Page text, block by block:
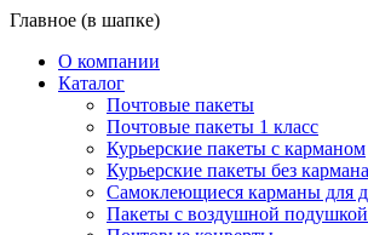
Главное (в шапке)
О компании
Каталог
Почтовые пакеты
Почтовые пакеты 1 класс
Курьерские пакеты с карманом
Курьерские пакеты без кармана
Самоклеющиеся карманы для
Пакеты с воздушной